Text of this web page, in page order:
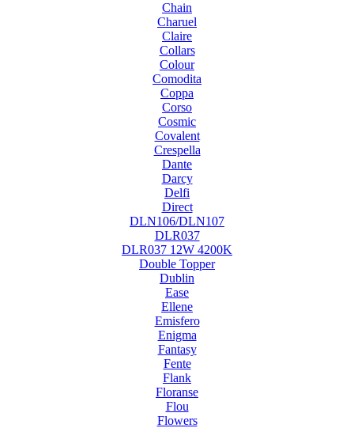
Chain
Charuel
Claire
Collars
Colour
Comodita
Coppa
Corso
Cosmic
Covalent
Crespella
Dante
Darcy
Delfi
Direct
DLN106/DLN107
DLR037
DLR037 12W 4200K
Double Topper
Dublin
Ease
Ellene
Emisfero
Enigma
Fantasy
Fente
Flank
Floranse
Flou
Flowers